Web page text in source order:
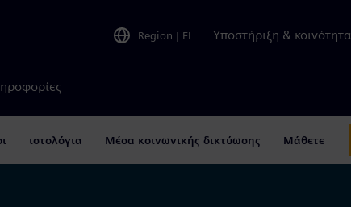
Region | EL Υποστήριξη & κοινότητα
ιστολόγια Μέσα κοινωνικής δικτύωσης Μάθετε